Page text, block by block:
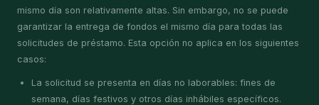
mismo día son relativamente altas. Sin embargo, no se puede
garantizar la entrega de fondos el mismo día para todas las
solicitudes de préstamo. Esta opción no aplica en los siguientes
casos:
La solicitud se presenta en días no laborables: fines de
semana, días festivos y otros días inhábiles específicos.